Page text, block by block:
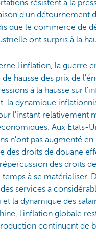
résistent à la
d'un détournement
que le commerce de
ont surpris à la
l'inflation, la guerre
hausse des prix de
à la hausse sur
la dynamique
l'instant relativement
Aux États-
n'ont pas augmenté
des droits de douane
des droits
à se matérialiser.
services a
la dynamique des
l'inflation globale
continuent de